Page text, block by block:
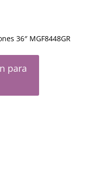
36″ MGF8448GR
para